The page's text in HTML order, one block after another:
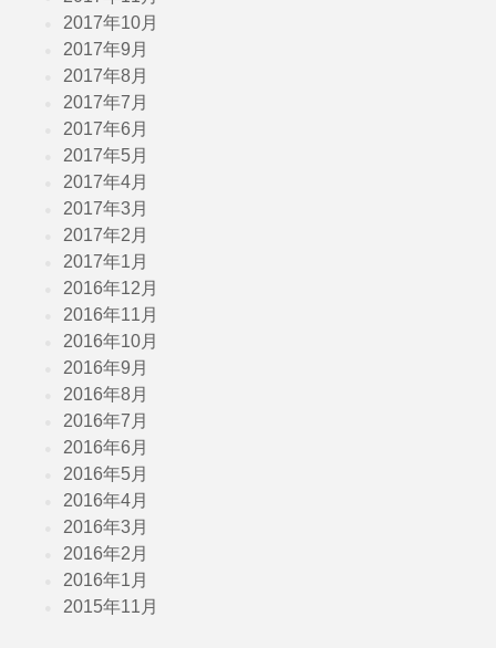
2017年10月
2017年9月
2017年8月
2017年7月
2017年6月
2017年5月
2017年4月
2017年3月
2017年2月
2017年1月
2016年12月
2016年11月
2016年10月
2016年9月
2016年8月
2016年7月
2016年6月
2016年5月
2016年4月
2016年3月
2016年2月
2016年1月
2015年11月